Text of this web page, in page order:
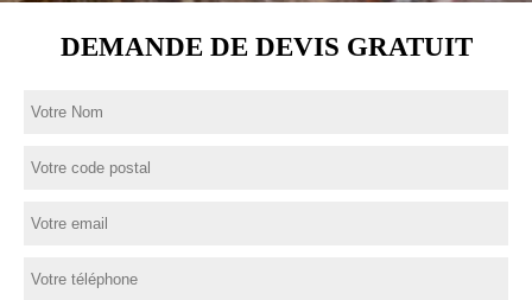
DEMANDE DE DEVIS GRATUIT